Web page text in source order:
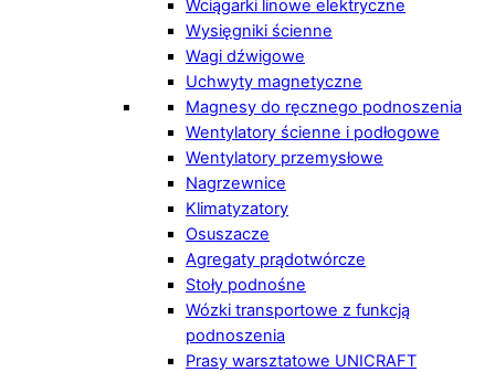
Wciągarki linowe elektryczne
Wysięgniki ścienne
Wagi dźwigowe
Uchwyty magnetyczne
Magnesy do ręcznego podnoszenia
Wentylatory ścienne i podłogowe
Wentylatory przemysłowe
Nagrzewnice
Klimatyzatory
Osuszacze
Agregaty prądotwórcze
Stoły podnośne
Wózki transportowe z funkcją
podnoszenia
Prasy warsztatowe UNICRAFT